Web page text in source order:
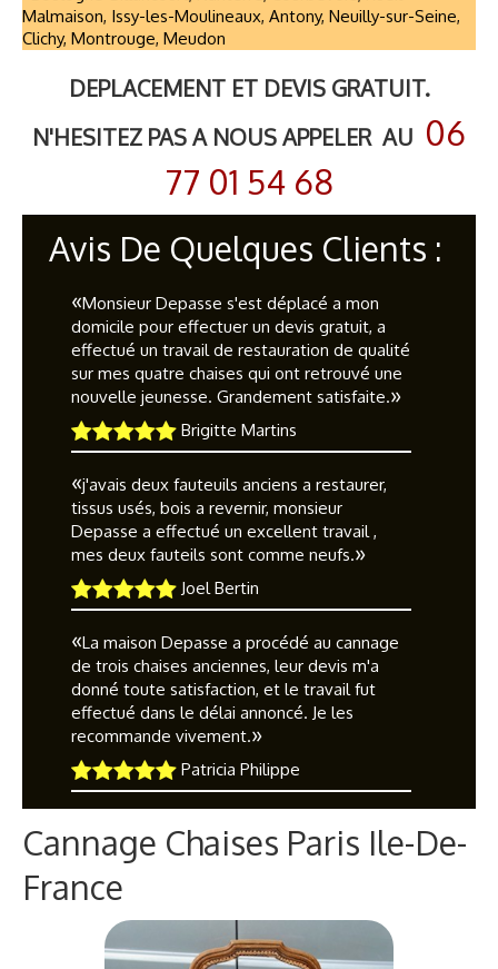
Malmaison, Issy-les-Moulineaux, Antony, Neuilly-sur-Seine,
Clichy, Montrouge, Meudon
DEPLACEMENT ET DEVIS GRATUIT.
N'HESITEZ PAS A NOUS APPELER AU 06
77 01 54 68
Avis De Quelques Clients :
«Monsieur Depasse s'est déplacé a mon
domicile pour effectuer un devis gratuit, a
effectué un travail de restauration de qualité
sur mes quatre chaises qui ont retrouvé une
nouvelle jeunesse. Grandement satisfaite.»
Brigitte Martins
«j'avais deux fauteuils anciens a restaurer,
tissus usés, bois a revernir, monsieur
Depasse a effectué un excellent travail ,
mes deux fauteils sont comme neufs.»
Joel Bertin
«La maison Depasse a procédé au cannage
de trois chaises anciennes, leur devis m'a
donné toute satisfaction, et le travail fut
effectué dans le délai annoncé. Je les
recommande vivement.»
Patricia Philippe
Cannage Chaises Paris Ile-De-
France